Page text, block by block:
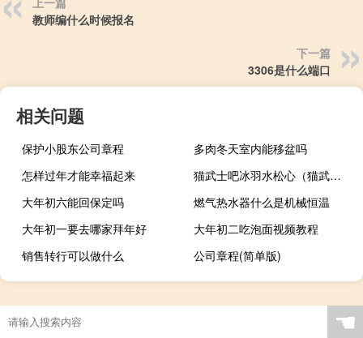
教师编什么时候报名
下一篇
3306是什么端口
相关问题
保护小股东公司章程
多肉冬天室内能移盆吗
怎样过年才能幸福起来
猫武士吧冰羽水松心（猫武士吧）
大年初六能回保定吗
燃气热水器什么是机械恒温
大年初一要去哪家拜年好
大年初二吃泡面视频教程
销售转行可以做什么
公司章程(简单版)
☚